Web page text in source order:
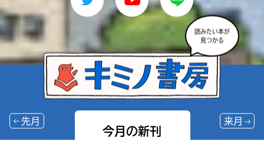
読みたい本が
見つかる
今月の新刊
先月 来月